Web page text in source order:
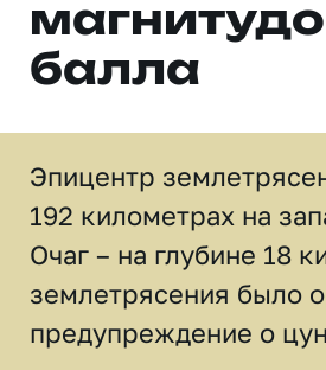
балла
Эпицентр
192 километрах на
Очаг – на глубине 18
землетрясения было
предупреждение о